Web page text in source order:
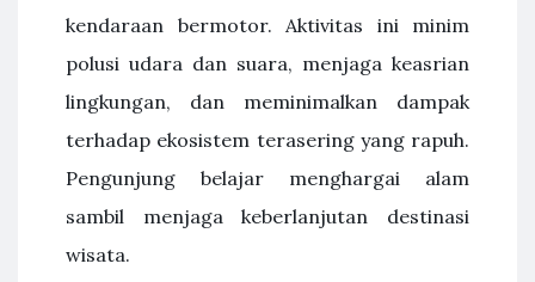
kendaraan bermotor. Aktivitas ini minim
polusi udara dan suara, menjaga keasrian
lingkungan, dan meminimalkan dampak
terhadap ekosistem terasering yang rapuh.
Pengunjung belajar menghargai alam
sambil menjaga keberlanjutan destinasi
wisata.